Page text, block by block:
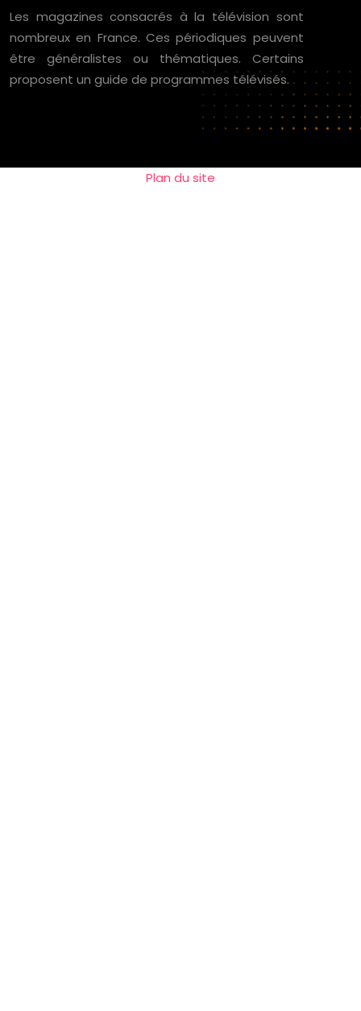
Les magazines consacrés à la télévision sont
nombreux en France. Ces périodiques peuvent
être généralistes ou thématiques. Certains
proposent un guide de programmes télévisés.
Plan du site